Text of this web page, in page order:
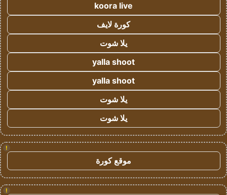
koora live
كورة لايف
يلا شوت
yalla shoot
yalla shoot
يلا شوت
يلا شوت
!
موقع كورة
!